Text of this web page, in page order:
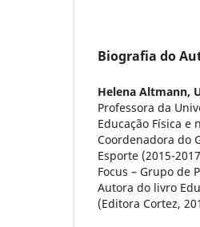
Biografia do
Helena Altmann,
Professora da
Educação Física e
Coordenadora do
Esporte (2015-
Focus – Grupo de
Autora do livro
(Editora Cortez,